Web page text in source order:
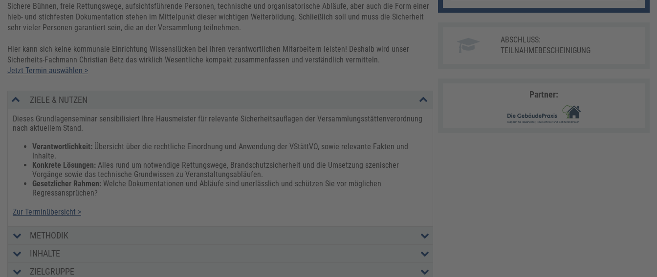
Sichere Bühnen, freie Rettungswege, aufsichtsführende Personen, technische und organisatorische Abläufe, aber auch die Form einer
hieb- und stichfesten Dokumentation stehen im Mittelpunkt dieser wichtigen Weiterbildung. Schließlich soll und muss die Sicherheit
sehr vieler Personen garantiert sein, die an der Versammlung teilnehmen.
Hier kann sich keine kommunale Einrichtung Wissenslücken bei ihren verantwortlichen Mitarbeitern leisten! Deshalb wird unser
Sicherheits-Fachmann Christian Betz das wirklich Wesentliche kompakt zusammenfassen und verständlich vermitteln.
Jetzt Termin auswählen >
ZIELE & NUTZEN
Dieses Grundlagenseminar sensibilisiert Ihre Hausmeister für relevante Sicherheitsauflagen der Versammlungsstättenverordnung
nach aktuellem Stand.
Verantwortlichkeit: Übersicht über die rechtliche Einordnung und Anwendung der VStättVO, sowie relevante Fakten und
Inhalte.
Konkrete Lösungen: Alles rund um notwendige Rettungswege, Brandschutzsicherheit und die Umsetzung szenischer
Vorgänge sowie das technische Grundwissen zu Veranstaltungsabläufen.
Gesetzlicher Rahmen: Welche Dokumentationen und Abläufe sind unerlässlich und schützen Sie vor möglichen
Regressansprüchen?
Zur Terminübersicht >
METHODIK
INHALTE
ZIELGRUPPE
ABSCHLUSS:
TEILNAHMEBESCHEINIGUNG
Partner: